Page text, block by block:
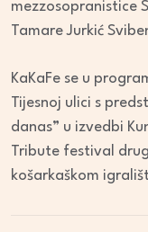
mezzosopranistice
Tamare Jurkić
KaKaFe se u
Tijesnoj ulici s
danas” u izvedbi
Tribute festival
košarkaškom